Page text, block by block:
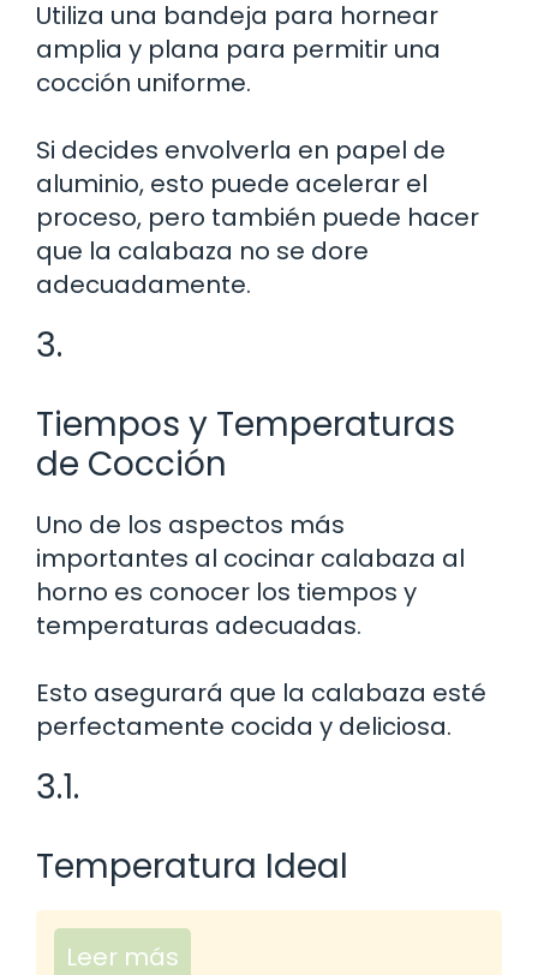
Utiliza una bandeja para hornear
amplia y plana para permitir una
cocción uniforme.
Si decides envolverla en papel de
aluminio, esto puede acelerar el
proceso, pero también puede hacer
que la calabaza no se dore
adecuadamente.
3.
Tiempos y Temperaturas
de Cocción
Uno de los aspectos más
importantes al cocinar calabaza al
horno es conocer los tiempos y
temperaturas adecuadas.
Esto asegurará que la calabaza esté
perfectamente cocida y deliciosa.
3.1.
Temperatura Ideal
Leer más